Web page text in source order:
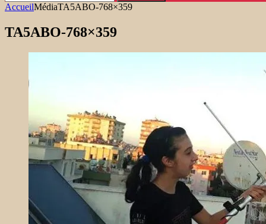
AccueilMédiaTA5ABO-768×359
TA5ABO-768×359